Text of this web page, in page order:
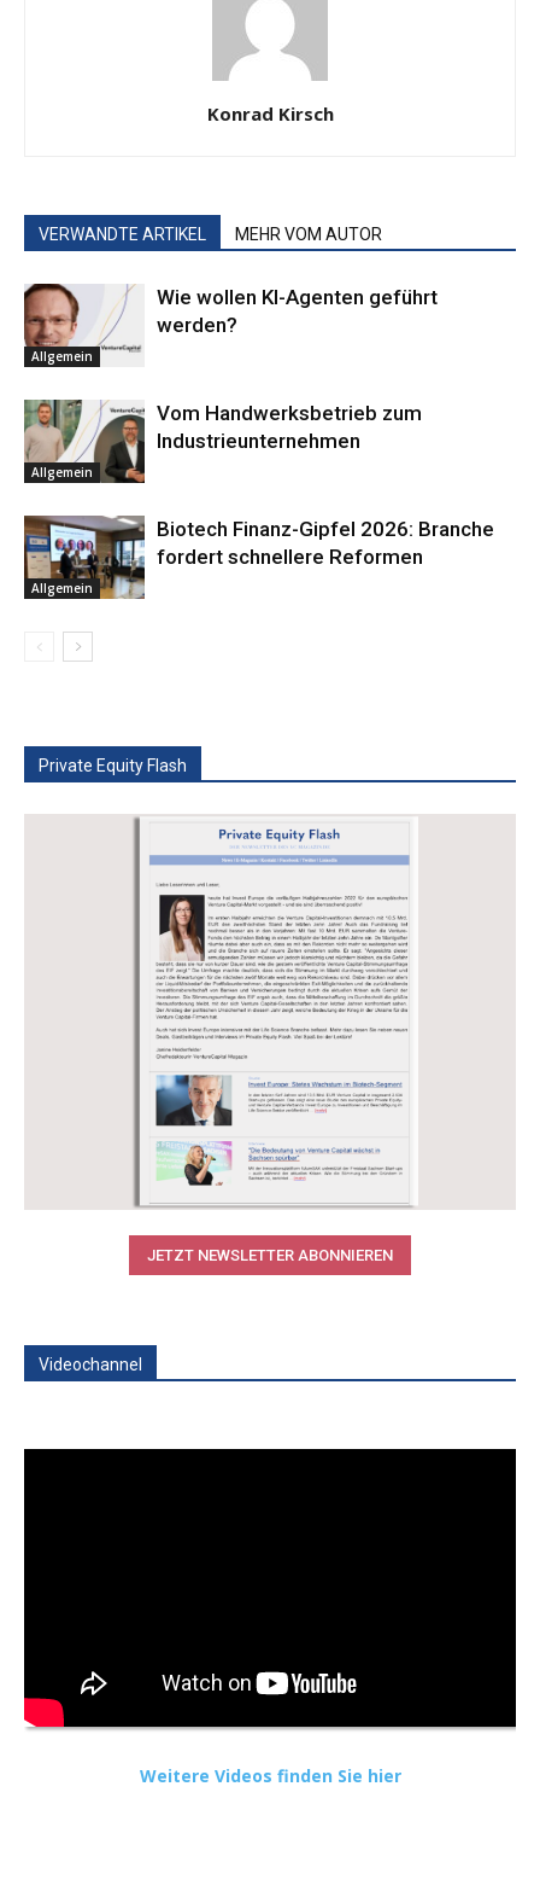
Konrad Kirsch
VERWANDTE ARTIKEL MEHR VOM AUTOR
Allgemein
Wie wollen KI-Agenten geführt
werden?
Allgemein
Vom Handwerksbetrieb zum
Industrieunternehmen
Allgemein
Biotech Finanz-Gipfel 2026: Branche
fordert schnellere Reformen
Private Equity Flash
JETZT NEWSLETTER ABONNIEREN
Videochannel
Weitere Videos finden Sie hier